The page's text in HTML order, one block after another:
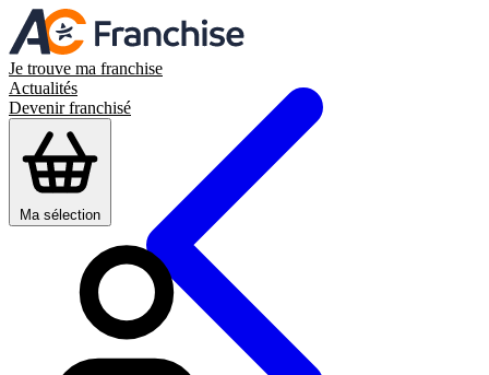
Je trouve ma franchise
Actualités
Devenir franchisé
Ma sélection